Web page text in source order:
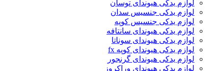
لوازم یدکی هیوندای توسان
لوازم یدکی جنسیس سدان
لوازم یدکی جنسیس کوپه
لوازم یدکی هیوندای سانتافه
لوازم یدکی هیوندای سوناتا
لوازم یدکی هیوندای کوپه fx
لوازم یدکی هیوندای گرنجور
لوازم یدکی هیوندای وراکروز